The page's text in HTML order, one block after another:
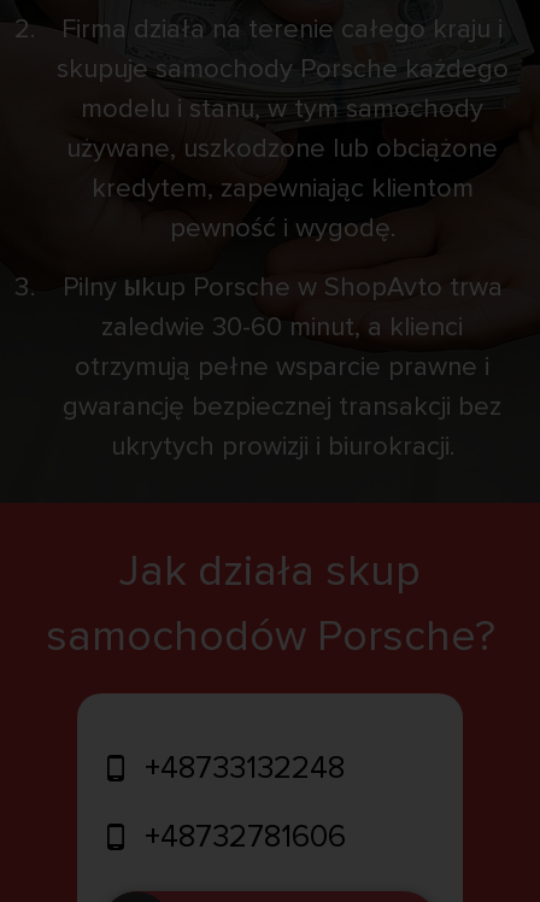
Firma działa na terenie całego kraju i
skupuje samochody Porsche każdego
modelu i stanu, w tym samochody
używane, uszkodzone lub obciążone
kredytem, ​​zapewniając klientom
pewność i wygodę.
Pilny ыkup Porsche w ShopAvto trwa
zaledwie 30-60 minut, a klienci
otrzymują pełne wsparcie prawne i
gwarancję bezpiecznej transakcji bez
ukrytych prowizji i biurokracji.
Jak działa skup
samochodów Porsche?
+48733132248
+48732781606